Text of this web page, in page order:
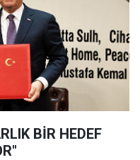
BİR HEDEF